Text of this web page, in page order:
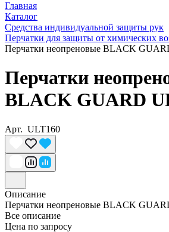
Главная
Каталог
Средства индивидуальной защиты рук
Перчатки для защиты от химических
Перчатки неопреновые BLACK
Перчатки
BLACK GUARD
Арт. ULT160
Описание
Перчатки неопреновые BLACK
Все описание
Цена по запросу